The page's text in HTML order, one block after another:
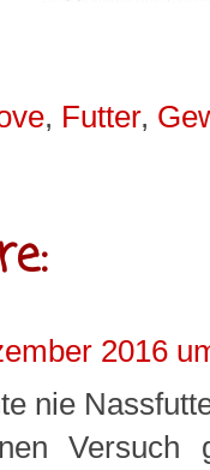
, Futter,
2016
nie
Versuch